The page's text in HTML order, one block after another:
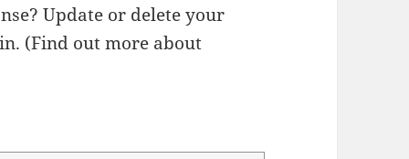
Update or delete your
(Find out more about